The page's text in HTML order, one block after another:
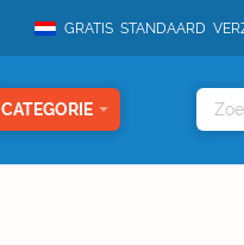
GRATIS STANDAARD
CATEGORIE